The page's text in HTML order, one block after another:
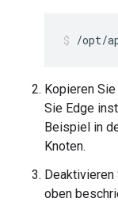
/opt/
Kopieren
Sie Edge
Beispiel in
Knoten.
Deaktivieren
oben